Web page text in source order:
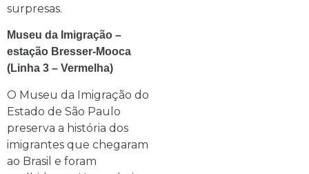
surpresas.
Museu da Imigração –
estação Bresser-Mooca
(Linha 3 – Vermelha)
O Museu da Imigração do
Estado de São Paulo
preserva a história dos
imigrantes que chegaram
ao Brasil e foram